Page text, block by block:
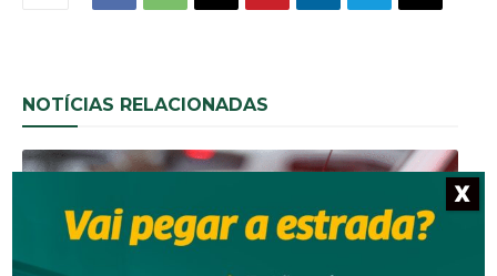
NOTÍCIAS RELACIONADAS
X